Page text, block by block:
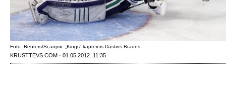
Foto: Reuters/Scanpix. „Kings” kapteinis Dastins Brauns.
KRUSTTEVS.COM · 01.05.2012. 11:35